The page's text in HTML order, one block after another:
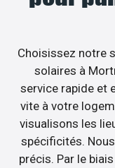
Choisissez notre
solaires à
service rapide et
vite à votre
visualisons les
spécificités.
précis. Par le